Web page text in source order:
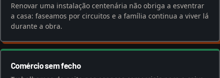
Renovar uma instalação centenária não obriga a esventrar
a casa: faseamos por circuitos e a família continua a viver lá
durante a obra.
Comércio sem fecho